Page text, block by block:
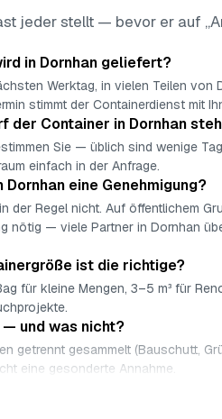
jeder stellt — bevor er auf
in Dornhan geliefert?
Werktag, in vielen Teilen von
stimmt der Containerdienst mit
der Container in Dornhan
Sie — üblich sind wenige
einfach in der Anfrage.
Dornhan eine Genehmigung?
der Regel nicht. Auf öffentlichem
nötig — viele Partner in Dornhan
ist die richtige?
für kleine Mengen, 3–5 m³ für
und was nicht?
getrennt gesammelt (Bauschutt,
eine gesonderte Annahme.